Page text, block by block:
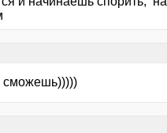
сможешь)))))